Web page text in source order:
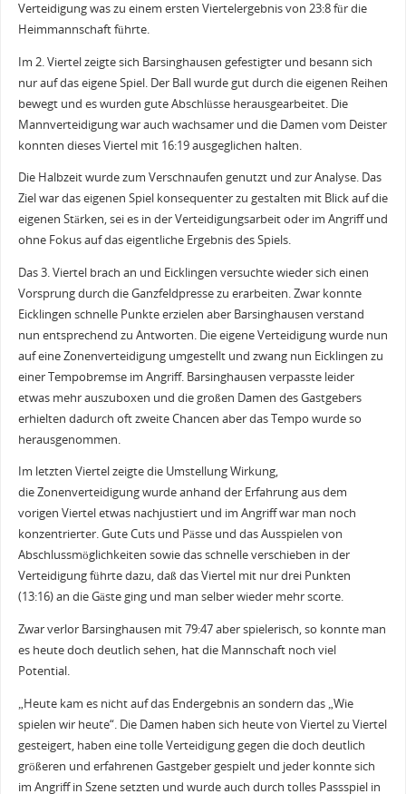
Verteidigung was zu einem ersten Viertelergebnis von 23:8 für die
Heimmannschaft führte.
Im 2. Viertel zeigte sich Barsinghausen gefestigter und besann sich
nur auf das eigene Spiel. Der Ball wurde gut durch die eigenen Reihen
bewegt und es wurden gute Abschlüsse herausgearbeitet. Die
Mannverteidigung war auch wachsamer und die Damen vom Deister
konnten dieses Viertel mit 16:19 ausgeglichen halten.
Die Halbzeit wurde zum Verschnaufen genutzt und zur Analyse. Das
Ziel war das eigenen Spiel konsequenter zu gestalten mit Blick auf die
eigenen Stärken, sei es in der Verteidigungsarbeit oder im Angriff und
ohne Fokus auf das eigentliche Ergebnis des Spiels.
Das 3. Viertel brach an und Eicklingen versuchte wieder sich einen
Vorsprung durch die Ganzfeldpresse zu erarbeiten. Zwar konnte
Eicklingen schnelle Punkte erzielen aber Barsinghausen verstand
nun entsprechend zu Antworten. Die eigene Verteidigung wurde nun
auf eine Zonenverteidigung umgestellt und zwang nun Eicklingen zu
einer Tempobremse im Angriff. Barsinghausen verpasste leider
etwas mehr auszuboxen und die großen Damen des Gastgebers
erhielten dadurch oft zweite Chancen aber das Tempo wurde so
herausgenommen.
Im letzten Viertel zeigte die Umstellung Wirkung,
die Zonenverteidigung wurde anhand der Erfahrung aus dem
vorigen Viertel etwas nachjustiert und im Angriff war man noch
konzentrierter. Gute Cuts und Pässe und das Ausspielen von
Abschlussmöglichkeiten sowie das schnelle verschieben in der
Verteidigung führte dazu, daß das Viertel mit nur drei Punkten
(13:16) an die Gäste ging und man selber wieder mehr scorte.
Zwar verlor Barsinghausen mit 79:47 aber spielerisch, so konnte man
es heute doch deutlich sehen, hat die Mannschaft noch viel
Potential.
„Heute kam es nicht auf das Endergebnis an sondern das „Wie
spielen wir heute“. Die Damen haben sich heute von Viertel zu Viertel
gesteigert, haben eine tolle Verteidigung gegen die doch deutlich
größeren und erfahrenen Gastgeber gespielt und jeder konnte sich
im Angriff in Szene setzten und wurde auch durch tolles Passspiel in